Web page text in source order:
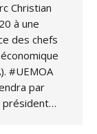
Christian
à une
des chefs
#UEMOA
par
président…